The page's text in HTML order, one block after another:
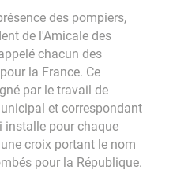
des pompiers,
de l'Amicale des
chacun des
la France. Ce
par le travail de
et correspondant
installe pour chaque
croix portant le nom
pour la République.